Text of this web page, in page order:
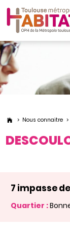
Nous connaitre
7 impasse
Quartier :